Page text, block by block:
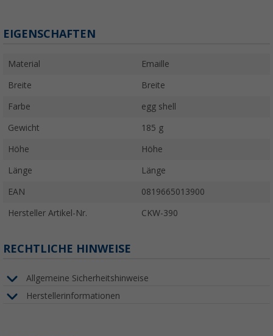
EIGENSCHAFTEN
Material Emaille
Breite Breite
Farbe egg shell
Gewicht 185 g
Höhe Höhe
Länge Länge
EAN 0819665013900
Hersteller Artikel-Nr. CKW-390
RECHTLICHE HINWEISE
Allgemeine Sicherheitshinweise
Herstellerinformationen